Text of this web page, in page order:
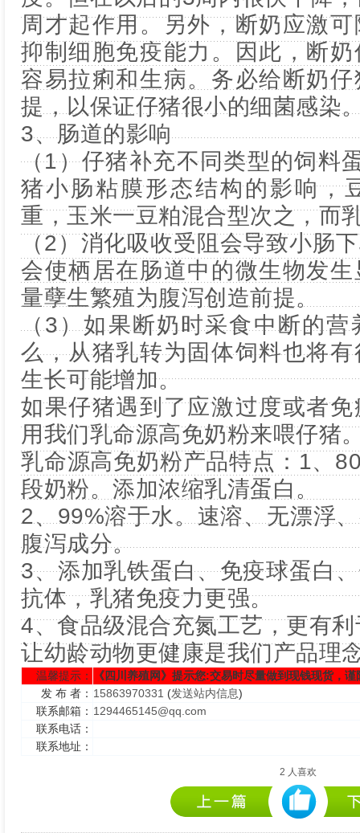
周才起作用。另外，断奶应激
抑制细胞免疫能力。因此，断
容易拉痢和生病。务必给断奶
提，以保证仔猪很小的细菌感染
3、肠道的影响
（1）仔猪补充不同类型的饲料
猪小肠粘膜形态结构的影响，
重，玉米一豆粕混合型次之，而
（2）消化吸收受阻会导致小肠
会使栖居在肠道中的微生物发
量孽生繁殖为腹泻创造前提。
（3）如果断奶时采食中断的营
么，从猪乳转为固体饲料也将
生长可能增加。
如果仔猪遇到了应激过度或者
用我们乳命源高免奶粉来喂仔猪
乳命源高免奶粉产品特点：1、
段奶粉。添加浓缩乳清蛋白。
2、99%溶于水。速溶、无漂浮
腹泻成分。
3、添加乳铁蛋白、免疫球蛋白
抗体，乳猪免疫力更强。
4、食品级混合充氮工艺，更有
让幼龄动物更健康是我们产品理
温馨提示：
《四川养殖网》提示您:交易时尽量做到现钱现货，
发 布 者： 15863970331 (发送站内信息)
联系邮箱： 1294465145@qq.com
联系电话：
联系地址：
2 人喜欢